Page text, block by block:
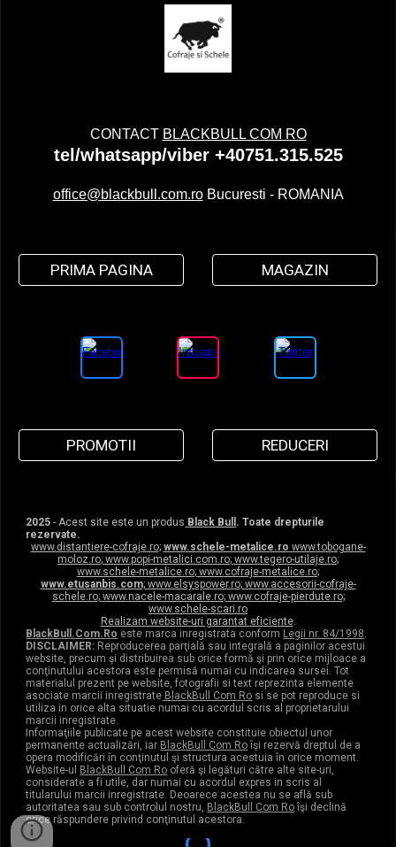
CONTACT BLACKBULL COM RO
tel/whatsapp/viber +40751.315.525
office@blackbull.com.roBucuresti - ROMANIA
PRIMA PAGINA MAGAZIN
PROMOTII REDUCERI
2025 - Acest site este un produs Black Bull . Toate drepturile
rezervate.
www.distantiere-cofraje.ro; www.schele-metalice.ro www.tobogane-
moloz.ro; www.popi-metalici.com.ro; www.tegero-utilaje.ro;
www.schele-metalice.ro; www.cofraje-metalice.ro;
www.etusanbis.com; www.elsyspower.ro;www.accesorii-cofraje-
schele.ro; www.nacele-macarale.ro; www.cofraje-pierdute.ro;
www.schele-scari.ro
Realizam website-uri garantat eficiente.
BlackBull.Com.Ro este marca inregistrata conform Legii nr. 84/1998.
DISCLAIMER: Reproducerea parţială sau integrală a paginilor acestui
website, precum şi distribuirea sub orice formă şi prin orice mijloace a
conţinutului acestora este permisă numai cu indicarea sursei. Tot
materialul prezent pe website, fotografii si text reprezinta elemente
asociate marcii inregistrate BlackBull Com Ro si se pot reproduce si
utiliza in orice alta situatie numai cu acordul scris al proprietarului
marcii inregistrate.
Informaţiile publicate pe acest website constituie obiectul unor
permanente actualizări, iar BlackBull Com Ro îşi rezervă dreptul de a
opera modificări în conţinutul şi structura acestuia în orice moment.
Website-ul
BlackBull Com Ro oferă şi legături către alte site-uri,
considerate a fi utile, dar numai cu acordul expres in scris al
titularului marcii inregistrate. Deoarece acestea nu se află sub
autoritatea sau sub controlul nostru, BlackBull Com Ro îşi declină
orice răspundere privind conţinutul acestora.